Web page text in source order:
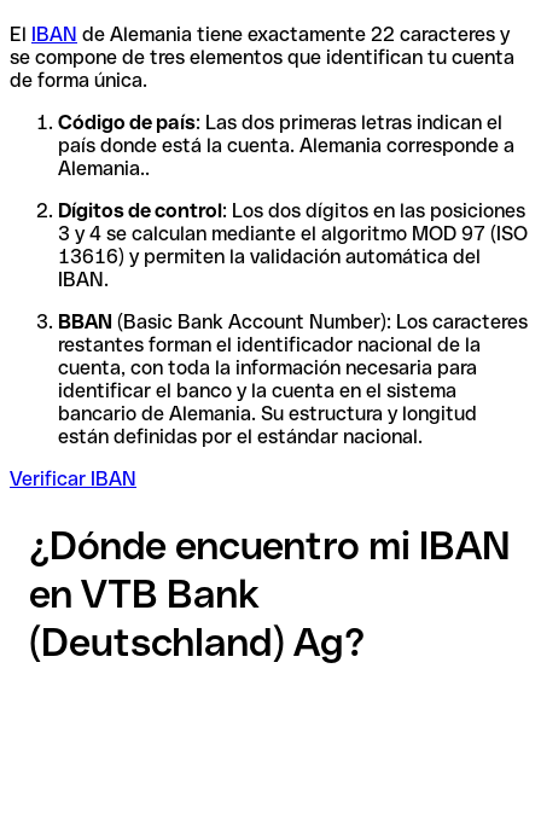
El IBAN de Alemania tiene exactamente 22 caracteres y
se compone de tres elementos que identifican tu cuenta
de forma única.
Código de país: Las dos primeras letras indican el
país donde está la cuenta. Alemania corresponde a
Alemania..
Dígitos de control: Los dos dígitos en las posiciones
3 y 4 se calculan mediante el algoritmo MOD 97 (ISO
13616) y permiten la validación automática del
IBAN.
BBAN (Basic Bank Account Number): Los caracteres
restantes forman el identificador nacional de la
cuenta, con toda la información necesaria para
identificar el banco y la cuenta en el sistema
bancario de Alemania. Su estructura y longitud
están definidas por el estándar nacional.
Verificar IBAN
¿Dónde encuentro mi IBAN
en VTB Bank
(Deutschland) Ag?